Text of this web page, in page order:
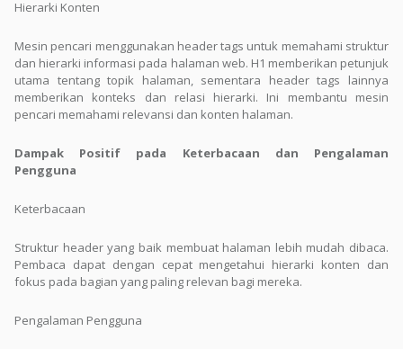
Hierarki Konten
Mesin pencari menggunakan header tags untuk memahami struktur
dan hierarki informasi pada halaman web. H1 memberikan petunjuk
utama tentang topik halaman, sementara header tags lainnya
memberikan konteks dan relasi hierarki. Ini membantu mesin
pencari memahami relevansi dan konten halaman.
Dampak Positif pada Keterbacaan dan Pengalaman
Pengguna
Keterbacaan
Struktur header yang baik membuat halaman lebih mudah dibaca.
Pembaca dapat dengan cepat mengetahui hierarki konten dan
fokus pada bagian yang paling relevan bagi mereka.
Pengalaman Pengguna